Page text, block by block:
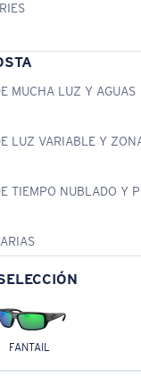
MUCHA LUZ Y AGUAS
LUZ VARIABLE Y
TIEMPO NUBLADO Y
FANTAIL